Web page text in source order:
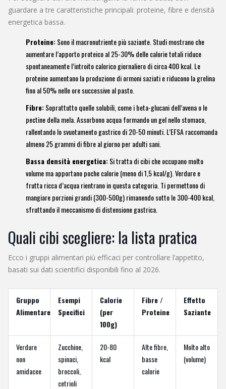
guardare a tre caratteristiche principali: proteine, fibre e densità
energetica bassa.
Proteine:Sono il macronutriente più saziante. Studi mostrano che
aumentare l’apporto proteico al 25-30% delle calorie totali riduce
spontaneamente l’introito calorico giornaliero di circa 400 kcal. Le
proteine aumentano la produzione di ormoni saziati e riducono la grelina
fino al 50% nelle ore successive al pasto.
Fibre:Soprattutto quelle solubili, come i beta-glucani dell’avena o le
pectine della mela. Assorbono acqua formando un gel nello stomaco,
rallentando lo svuotamento gastrico di 20-50 minuti. L’EFSA raccomanda
almeno 25 grammi di fibre al giorno per adulti sani.
Bassa densità energetica:Si tratta di cibi che occupano molto
volume ma apportano poche calorie (meno di 1,5 kcal/g). Verdure e
frutta ricca d’acqua rientrano in questa categoria. Ti permettono di
mangiare porzioni grandi (300-500g) rimanendo sotto le 300-400 kcal,
sfruttando il meccanismo di distensione gastrica.
Quali cibi scegliere: la lista pratica
Ecco i gruppi alimentari più efficaci per controllare l’appetito,
basati sui dati scientifici disponibili fino al 2026.
Gruppo
Alimentare
Esempi
Specifici
Calorie
(per
100g)
Fibre /
Proteine
Effetto
Saziante
Verdure
non
amidacee
Zucchine,
spinaci,
broccoli,
cetrioli
20-80
kcal
Alte fibre,
basse
calorie
Molto alto
(volume)